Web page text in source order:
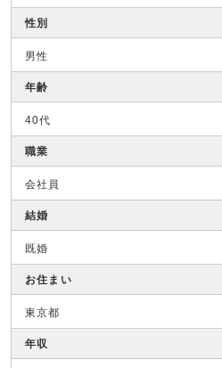
性別
男性
年齢
40代
職業
会社員
結婚
既婚
お住まい
東京都
年収